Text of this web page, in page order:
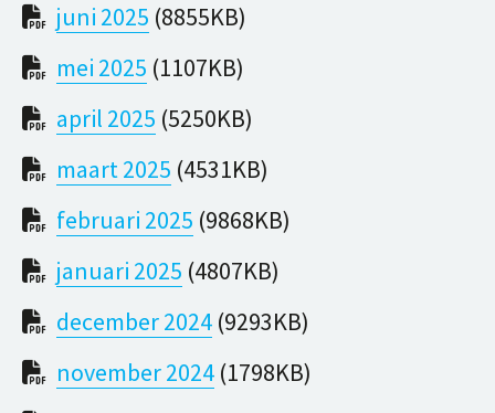
juni 2025 (8855KB)
mei 2025 (1107KB)
april 2025 (5250KB)
maart 2025 (4531KB)
februari 2025 (9868KB)
januari 2025 (4807KB)
december 2024 (9293KB)
november 2024 (1798KB)